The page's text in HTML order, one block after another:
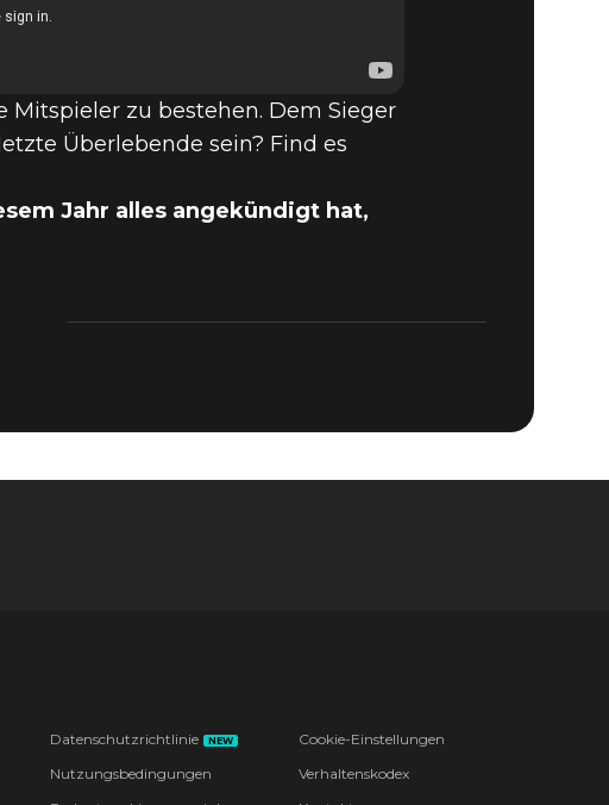
zu bestehen. Dem Sieger
Überlebende sein? Find es
Jahr alles angekündigt hat,
Datenschutzrichtlinie NEW
Nutzungsbedingungen
Cookie-Einstellungen
Verhaltenskodex